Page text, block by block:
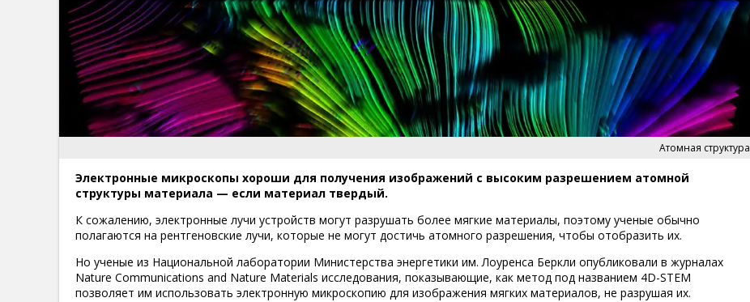
Атомная структура
Электронные микроскопы хороши для получения изображений с высоким разрешением атомной
структуры материала — если материал твердый.
К сожалению, электронные лучи устройств могут разрушать более мягкие материалы, поэтому ученые обычно
полагаются на рентгеновские лучи, которые не могут достичь атомного разрешения, чтобы отобразить их.
Но ученые из Национальной лаборатории Министерства энергетики им. Лоуренса Беркли опубликовали в журналах
Nature Communications and Nature Materials исследования, показывающие, как метод под названием 4D-STEM
позволяет им использовать электронную микроскопию для изображения мягких материалов, не разрушая их.